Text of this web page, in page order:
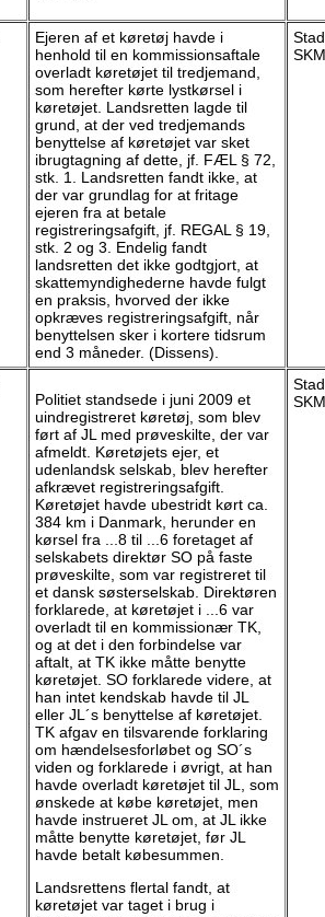
Ejeren af et køretøj havde i
henhold til en kommissionsaftale
overladt køretøjet til tredjemand,
som herefter kørte lystkørsel i
køretøjet. Landsretten lagde til
grund, at der ved tredjemands
benyttelse af køretøjet var sket
ibrugtagning af dette, jf. FÆL § 72,
stk. 1. Landsretten fandt ikke, at
der var grundlag for at fritage
ejeren fra at betale
registreringsafgift, jf. REGAL § 19,
stk. 2 og 3. Endelig fandt
landsretten det ikke godtgjort, at
skattemyndighederne havde fulgt
en praksis, hvorved der ikke
opkræves registreringsafgift, når
benyttelsen sker i kortere tidsrum
end 3 måneder. (Dissens).
Politiet standsede i juni 2009 et
uindregistreret køretøj, som blev
ført af JL med prøveskilte, der var
afmeldt. Køretøjets ejer, et
udenlandsk selskab, blev herefter
afkrævet registreringsafgift.
Køretøjet havde ubestridt kørt ca.
384 km i Danmark, herunder en
kørsel fra ...8 til ...6 foretaget af
selskabets direktør SO på faste
prøveskilte, som var registreret til
et dansk søsterselskab. Direktøren
forklarede, at køretøjet i ...6 var
overladt til en kommissionær TK,
og at det i den forbindelse var
aftalt, at TK ikke måtte benytte
køretøjet. SO forklarede videre, at
han intet kendskab havde til JL
eller JL´s benyttelse af køretøjet.
TK afgav en tilsvarende forklaring
om hændelsesforløbet og SO´s
viden og forklarede i øvrigt, at han
havde overladt køretøjet til JL, som
ønskede at købe køretøjet, men
havde instrueret JL om, at JL ikke
måtte benytte køretøjet, før JL
havde betalt købesummen.
Landsrettens flertal fandt, at
køretøjet var taget i brug i